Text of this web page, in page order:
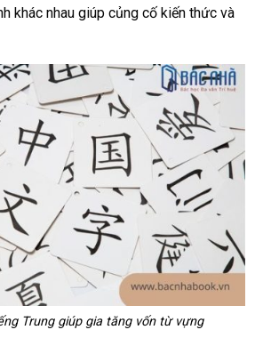
khác nhau giúp củng cố kiến thức và
Trung giúp gia tăng vốn từ vựng